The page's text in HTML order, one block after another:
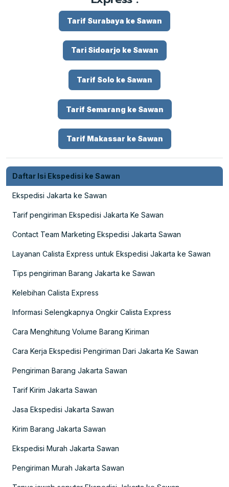
Tarif Surabaya ke Sawan
Tari Sidoarjo ke Sawan
Tarif Solo ke Sawan
Tarif Semarang ke Sawan
Tarif Makassar ke Sawan
Daftar Isi Ekspedisi ke Sawan
Ekspedisi Jakarta ke Sawan
Tarif pengiriman Ekspedisi Jakarta Ke Sawan
Contact Team Marketing Ekspedisi Jakarta Sawan
Layanan Calista Express untuk Ekspedisi Jakarta ke Sawan
Tips pengiriman Barang Jakarta ke Sawan
Kelebihan Calista Express
Informasi Selengkapnya Ongkir Calista Express
Cara Menghitung Volume Barang Kiriman
Cara Kerja Ekspedisi Pengiriman Dari Jakarta Ke Sawan
Pengiriman Barang Jakarta Sawan
Tarif Kirim Jakarta Sawan
Jasa Ekspedisi Jakarta Sawan
Kirim Barang Jakarta Sawan
Ekspedisi Murah Jakarta Sawan
Pengiriman Murah Jakarta Sawan